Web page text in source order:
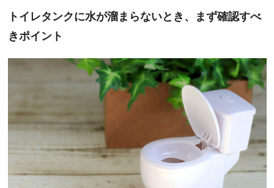
トイレタンクに水が溜まらないとき、まず確認すべ
きポイント